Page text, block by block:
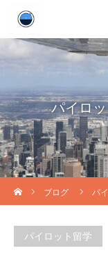
パイロ
ブログ
パ
パイロット留学